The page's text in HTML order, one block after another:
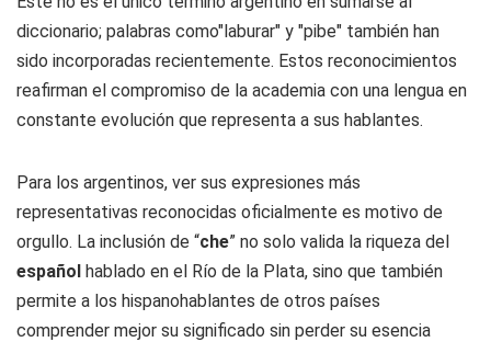
diccionario; palabras como"laburar" y "pibe" también han
sido incorporadas recientemente. Estos reconocimientos
reafirman el compromiso de la academia con una lengua en
constante evolución que representa a sus hablantes.
Para los argentinos, ver sus expresiones más
representativas reconocidas oficialmente es motivo de
orgullo. La inclusión de “che” no solo valida la riqueza del
español hablado en el Río de la Plata, sino que también
permite a los hispanohablantes de otros países
comprender mejor su significado sin perder su esencia